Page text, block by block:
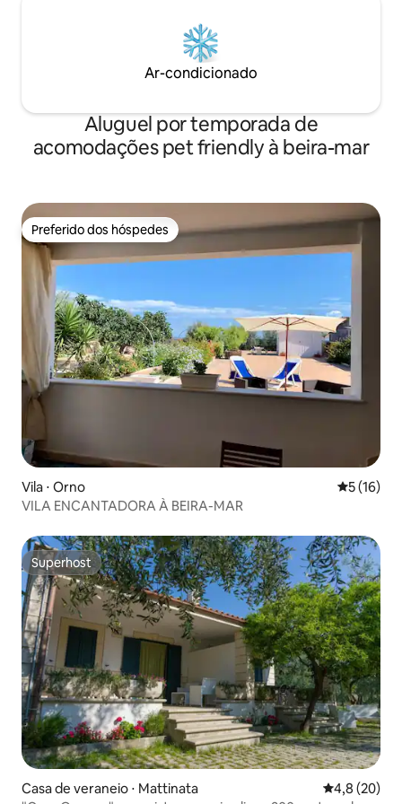
Ar-condicionado
Aluguel por temporada de
acomodações pet friendly à beira-mar
Preferido dos hóspedes
Preferido dos hóspedes
Vila ⋅ Orno 5 de uma
5 (16)
VILA ENCANTADORA À BEIRA-MAR
Superhost
Superhost
Casa de veraneio ⋅ Mattinata 4,8 de uma
4,8 (20)